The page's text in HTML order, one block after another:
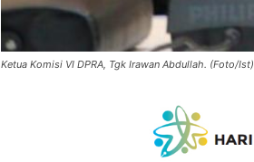
Ketua Komisi VI DPRA, Tgk Irawan Abdullah. (Foto/Ist)